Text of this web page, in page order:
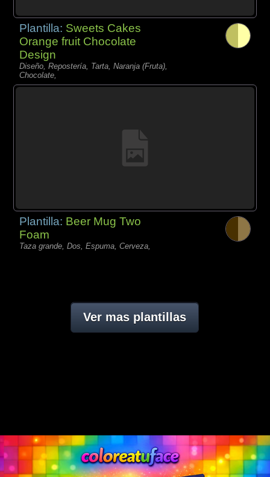
Plantilla: Sweets Cakes
Orange fruit Chocolate
Design
Diseño, Repostería, Tarta, Naranja (Fruta),
Chocolate,
Plantilla: Beer Mug Two
Foam
Taza grande, Dos, Espuma, Cerveza,
Ver mas plantillas